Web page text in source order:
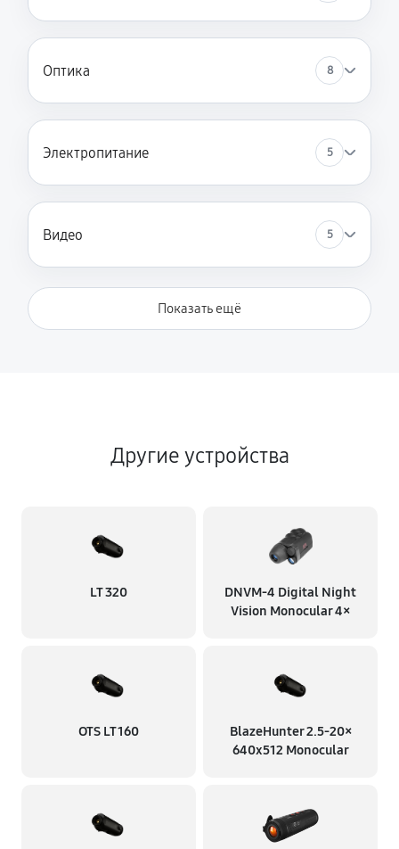
Оптика 8
Электропитание 5
Видео 5
Показать ещё
Другие устройства
LT 320
DNVM-4 Digital Night
Vision Monocular 4×
OTS LT 160
BlazeHunter 2.5‑20×
640x512 Monocular